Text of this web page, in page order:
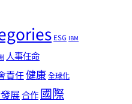
ESG IBM
人事任命
責任健康全球化
展合作國際